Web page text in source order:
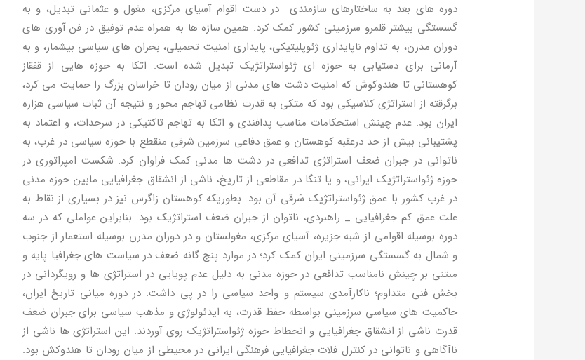
دوره های بعد به ساختارهای سازمندی در دست اقوام آسیای مرکزی، مغول و عثمانی تبدیل، و به
گسستگی بیشتر قلمرو سرزمینی کشور کمک کرد. همین سازه ها به همراه عدم توفیق در فن آوری های
دوران مدرن، به تداوم ناپایداری ژئوپلیتیکی، پایداری امنیت تحمیلی، بحران های سیاسی بیشمار، و به
آرمانی برای دستیابی به حوزه ای ژئواستراتژیک تبدیل شده است. اتکا به حوزه هایی از قفقاز
کوهستانی تا هندوکوش که امنیت دشت های مدنی از میان رودان تا خراسان بزرگ را حمایت می کرد،
برگرقته از استراتژی کلاسیکی بود که متکی به قدرت نظامی تهاجم محور و نتیجه آن ثبات سیاسی هزاره
ایران بود. عدم چینش استحکامات مناسب پدافندی و اتکا به تهاجم تاکتیکی در سرحدات، و اعتماد به
پشتیبانی بیش از حد درعقبه کوهستان و عمق دفاعی سرزمین شرقی منقطع با حوزه سیاسی در غرب، به
ناتوانی در جبران ضعف استراتژی تدافعی در دشت ها مدنی کمک فراوان کرد. شکست امپراتوری در
حوزه ژئواستراتژیک ایرانی، و یا تنگا در مقاطعی از تاریخ، ناشی از انشقاق جغرافیایی مابین حوزه مدنی
در غرب کشور با عمق ژئواستراتژیک شرقی آن بود. بطوریکه کوهستان زاگرس نیز در بسیاری از نقاط به
علت عمق کم جغرافیایی _ راهبردی، ناتوان از جبران ضعف استراتژیک بود. بنابراین عواملی که در سه
دوره بوسیله اقوامی از شبه جزیره، آسیای مرکزی، مغولستان و در دوران مدرن بوسیله استعمار از جنوب
و شمال به گسستگی سرزمینی ایران کمک کرد؛ در موارد پنج گانه ضعف در سیاست های جغرافیا پایه و
مبتنی بر چینش نامناسب تدافعی در حوزه مدنی به دلیل عدم پویایی در استراتژی ها و رویگردانی در
بخش فنی متداوم؛ ناکارآمدی سیستم و واحد سیاسی را در پی داشت. در دوره میانی تاریخ ایران،
حاکمیت های سیاسی سرزمینی بواسطه حفظ قدرت، به ایدئولوژی و مذهب سیاسی برای جبران ضعف
قدرت ناشی از انشقاق جغرافیایی و انحطاط حوزه ژئواستراتژیک روی آوردند. این استراتژی ها ناشی از
ناآگاهی و ناتوانی در کنترل فلات جغرافیایی فرهنگی ایرانی در محیطی از میان رودان تا هندوکش بود.